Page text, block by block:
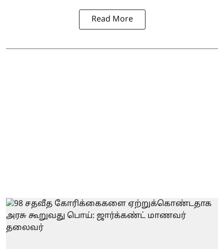
Read More